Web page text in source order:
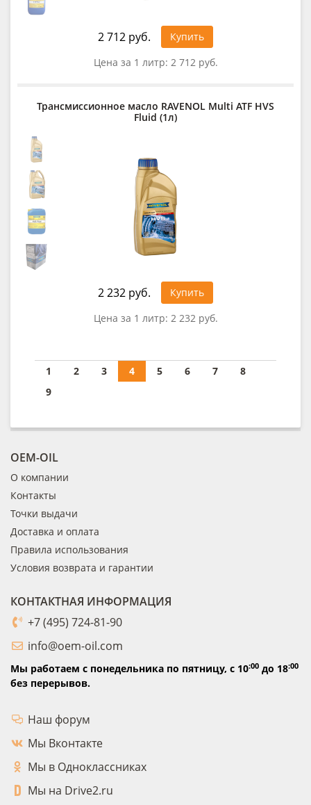
2 712 руб.
Купить
Цена за 1 литр: 2 712 руб.
Трансмиссионное масло RAVENOL Multi ATF HVS
Fluid (1л)
2 232 руб.
Купить
Цена за 1 литр: 2 232 руб.
1 2 3 4 5 6 7
8
9
OEM-OIL
О компании
Контакты
Точки выдачи
Доставка и оплата
Правила использования
Условия возврата и гарантии
КОНТАКТНАЯ ИНФОРМАЦИЯ
+7 (495) 724-81-90
info@oem-oil.com
Мы работаем с понедельника по пятницу, с 10:00 до 18:00
без перерывов.
Наш форум
Мы Вконтакте
Мы в Одноклассниках
Мы на Drive2.ru